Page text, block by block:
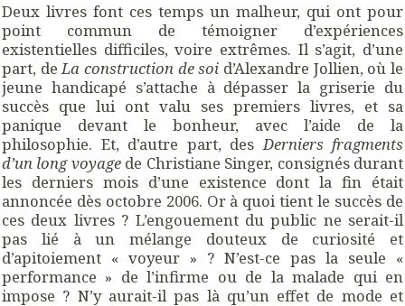
Deux livres font ces temps un malheur, qui ont pour
point commun de témoigner d’expériences
existentielles difficiles, voire extrêmes. Il s’agit, d’une
part, deLa construction de soi d’Alexandre Jollien, où le
jeune handicapé s’attache à dépasser la griserie du
succès que lui ont valu ses premiers livres, et sa
panique devant le bonheur, avec l’aide de la
philosophie. Et, d’autre part, desDerniers fragments
d’un long voyagede Christiane Singer, consignés durant
les derniers mois d’une existence dont la fin était
annoncée dès octobre 2006. Or à quoi tient le succès de
ces deux livres ? L’engouement du public ne serait-il
pas lié à un mélange douteux de curiosité et
d’apitoiement « voyeur » ? N’est-ce pas la seule «
performance » de l’infirme ou de la malade qui en
impose ? N’y aurait-il pas là qu’un effet de mode et